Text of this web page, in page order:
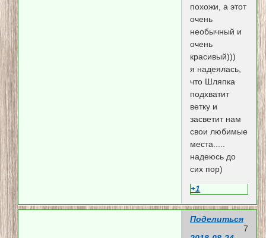
похожи, а этот
очень
необычный и
очень
красивый)))
я надеялась,
что Шляпка
подхватит
ветку и
засветит нам
свои любимые
места.....
надеюсь до
сих пор)
+1
Поделиться
7